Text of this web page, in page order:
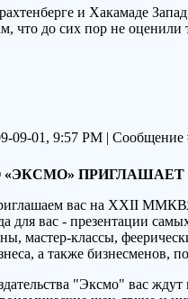
и Хакамаде
что до сих пор не оценили
09-01, 9:57 PM | Сообщение
«ЭКСМО»
вас на XXII
для вас - презентации
мастер-классы,
а также бизнесменов,
"Эксмо" вас